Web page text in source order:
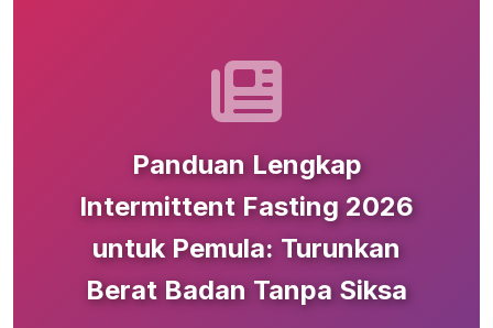
Panduan Lengkap
Intermittent Fasting 2026
untuk Pemula: Turunkan
Berat Badan Tanpa Siksa